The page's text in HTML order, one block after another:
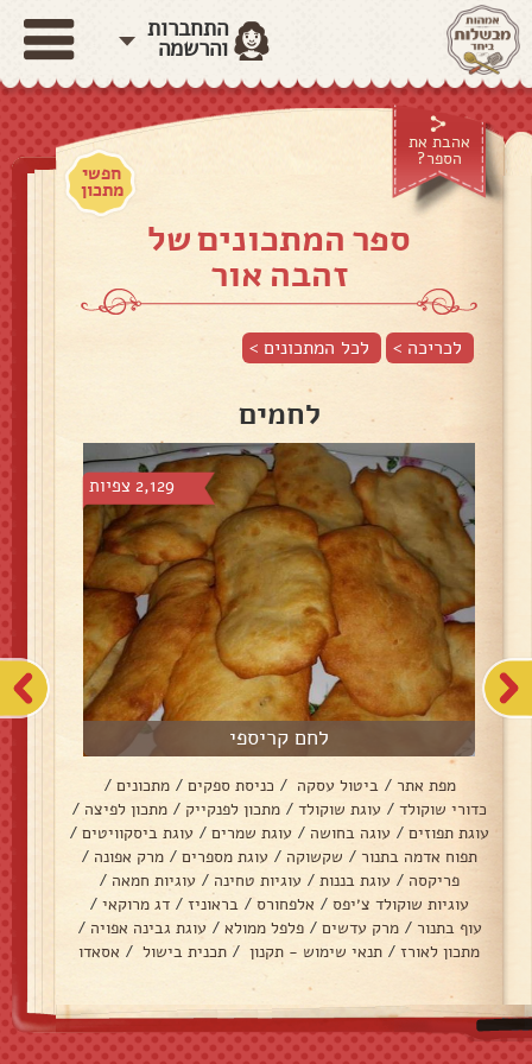
התחברות
והרשמה
אהבת את
הספר?
חפשי
מתכון
ספר המתכונים של
זהבה אור
לכריכה > לכל המתכונים >
לחמים
2,129 צפיות
לחם קריספי
מפת אתר / ביטול עסקה / כניסת ספקים / מתכונים /
כדורי שוקולד / עוגת שוקולד / מתכון לפנקייק / מתכון לפיצה /
עוגת תפוזים / עוגה בחושה / עוגת שמרים / עוגת ביסקוויטים /
תפוח אדמה בתנור / שקשוקה / עוגת מספרים / מרק אפונה /
פריקסה / עוגת בננות / עוגיות טחינה / עוגיות חמאה /
עוגיות שוקולד צ׳יפס / אלפחורס / בראוניז / דג מרוקאי /
עוף בתנור / מרק עדשים / פלפל ממולא / עוגת גבינה אפויה /
מתכון לאורז / תנאי שימוש - תקנון / תכנית בישול / אסאדו